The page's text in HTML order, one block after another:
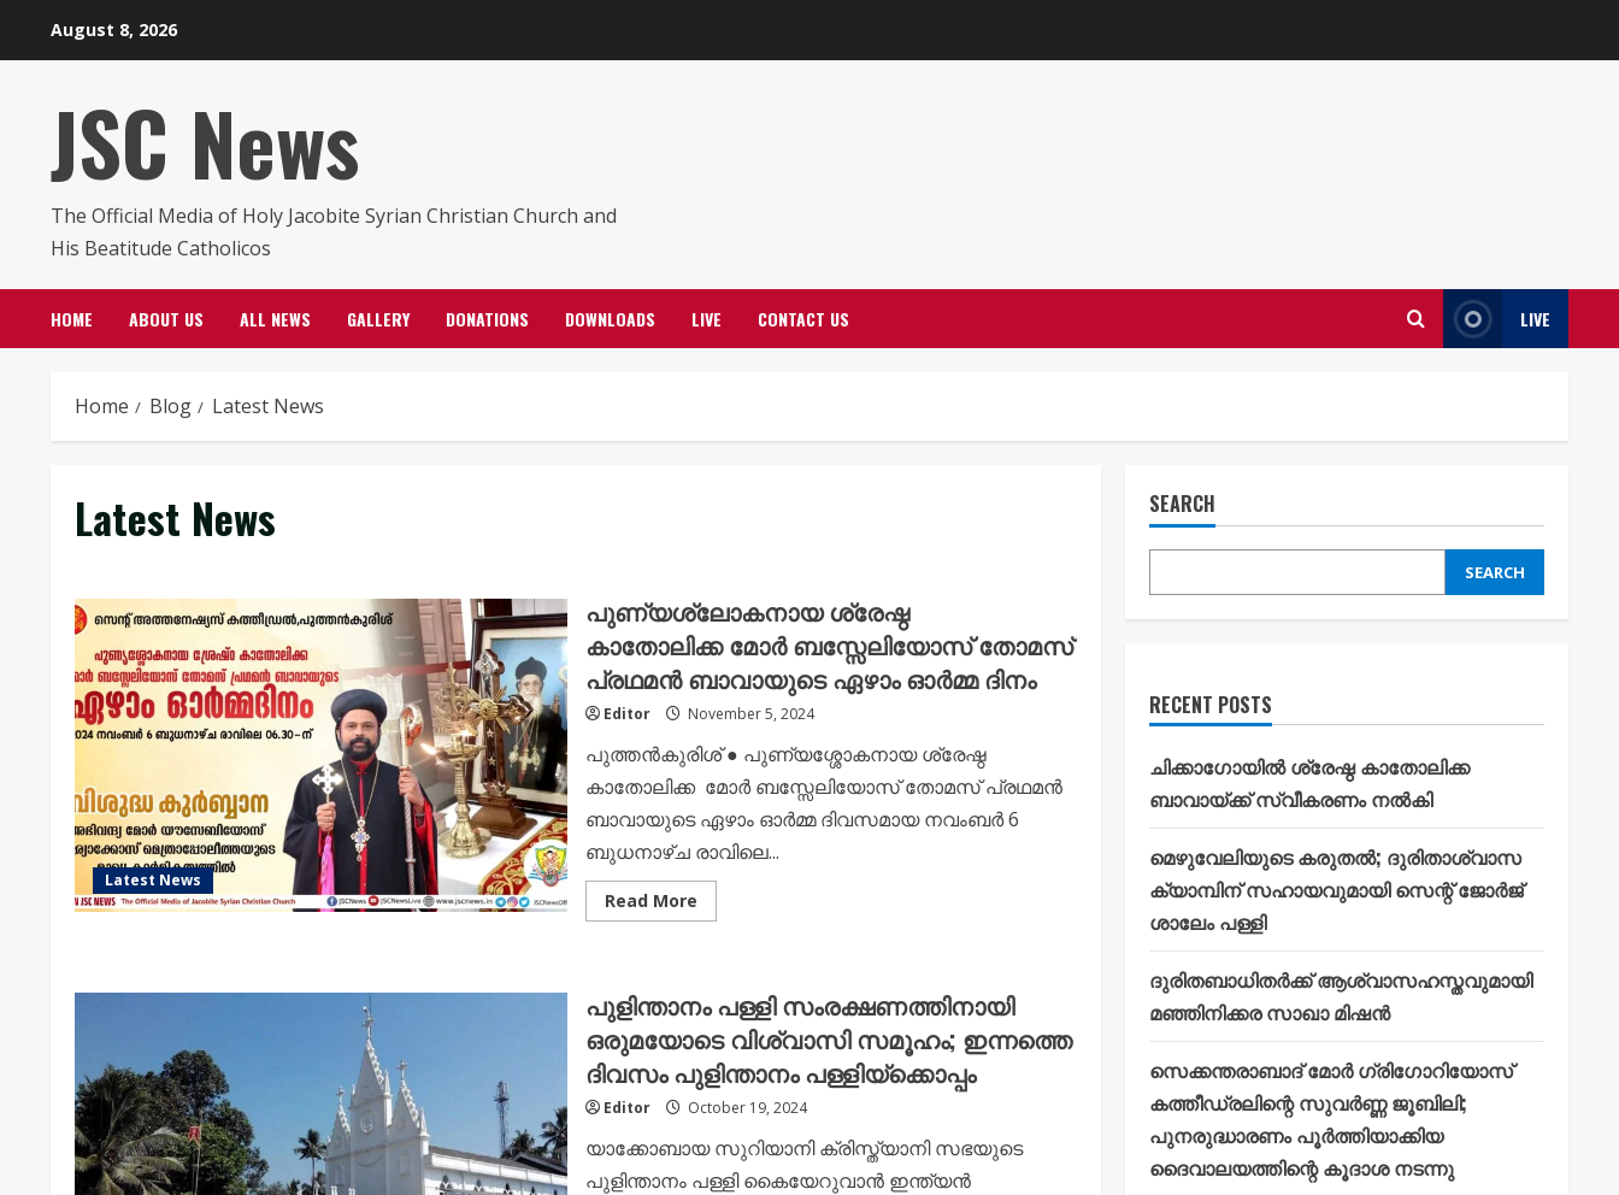
August 8, 2026
JSC News
The Official Media of Holy Jacobite Syrian Christian Church and
His Beatitude Catholicos
HOME ABOUT US ALL NEWS GALLERY DONATIONS DOWNLOADS LIVE CONTACT US LIVE
Home Blog Latest News
Latest News
Latest News
പുണ്യശ്ലോകനായ ശ്രേഷ്ഠ
കാതോലിക്ക മോർ ബസ്സേലിയോസ് തോമസ്
പ്രഥമൻ ബാവായുടെ ഏഴാം ഓർമ്മ ദിനം
Editor November 5, 2024
പുത്തൻകുരിശ് ● പുണ്യശ്ശോകനായ ശ്രേഷ്ഠ
കാതോലിക്ക മോർ ബസ്സേലിയോസ് തോമസ് പ്രഥമൻ
ബാവായുടെ ഏഴാം ഓർമ്മ ദിവസമായ നവംബർ 6
ബുധനാഴ്ച രാവിലെ...
Read MoreRead
more
ബസ്സേലിയോസ്
തോമസ്
പ്രഥമൻ
ബാവായുടെ
ഏഴാം
ഓർമ്മ
ദിനം
പുളിന്താനം പള്ളി സംരക്ഷണത്തിനായി
ഒരുമയോടെ വിശ്വാസി സമൂഹം; ഇന്നത്തെ
ദിവസം പുളിന്താനം പള്ളിയ്ക്കൊപ്പം
Editor October 19, 2024
യാക്കോബായ സുറിയാനി ക്രിസ്ത്യാനി സഭയുടെ
പുളിന്താനം പള്ളി കൈയേറുവാൻ ഇന്ത്യൻ
SEARCH
SEARCH
RECENT POSTS
ചിക്കാഗോയിൽ ശ്രേഷ്ഠ കാതോലിക്ക
ബാവായ്ക്ക് സ്വീകരണം നൽകി
മെഴുവേലിയുടെ കരുതൽ; ദുരിതാശ്വാസ
ക്യാമ്പിന് സഹായവുമായി സെന്റ് ജോർജ്
ശാലേം പള്ളി
ദുരിതബാധിതർക്ക് ആശ്വാസഹസ്തവുമായി
മഞ്ഞിനിക്കര സാഖാ മിഷൻ
സെക്കന്തരാബാദ് മോർ ഗ്രിഗോറിയോസ്
കത്തീഡ്രലിന്റെ സുവർണ്ണ ജൂബിലി;
പുനരുദ്ധാരണം പൂർത്തിയാക്കിയ
ദൈവാലയത്തിന്റെ കൂദാശ നടന്നു